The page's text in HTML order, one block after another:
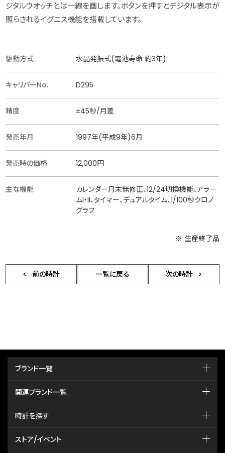
ジタルウオッチとは一線を画します。ボタンを押すとデジタル表示が
照らされるイグニス機能を搭載しています。
駆動方式 水晶発振式(電池寿命 約3年)
キャリバーNo. D295
精度 ±45秒/月差
発売年月 1997年(平成9年)6月
発売時の価格 12,000円
主な機能
カレンダー月末無修正、12/24切換機能、アラー
ムI・II、タイマー、デュアルタイム、1/100秒クロノ
グラフ
※ 生産終了品
前の時計 一覧に戻る 次の時計
ブランド一覧
関連ブランド一覧
時計を探す
ストア/イベント